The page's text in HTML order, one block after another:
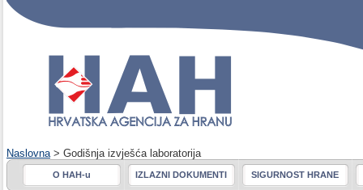
Naslovna> Godišnja izvješća laboratorija
O HAH-u IZLAZNI DOKUMENTI SIGURNOST HRANE